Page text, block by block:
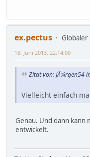
ex.pectus
18. Juni 2013, 22:14:00
Zitat von: JÃ¼rgen54
Vielleicht einfach
Genau. Und dann kann
entwickelt.